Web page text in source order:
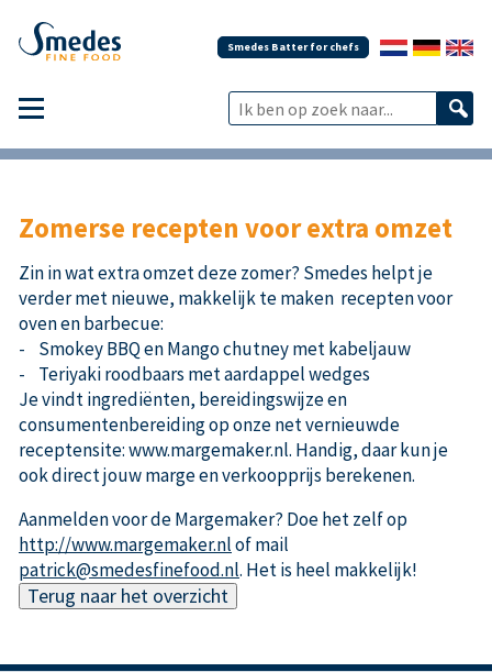
Smedes Batter for chefs
Zomerse recepten voor extra omzet
Zin in wat extra omzet deze zomer? Smedes helpt je
verder met nieuwe, makkelijk te maken recepten voor
oven en barbecue:
- Smokey BBQ en Mango chutney met kabeljauw
- Teriyaki roodbaars met aardappel wedges
Je vindt ingrediënten, bereidingswijze en
consumentenbereiding op onze net vernieuwde
receptensite: www.margemaker.nl. Handig, daar kun je
ook direct jouw marge en verkoopprijs berekenen.
Aanmelden voor de Margemaker? Doe het zelf op
http://www.margemaker.nlof mail
patrick@smedesfinefood.nl. Het is heel makkelijk!
Terug naar het overzicht